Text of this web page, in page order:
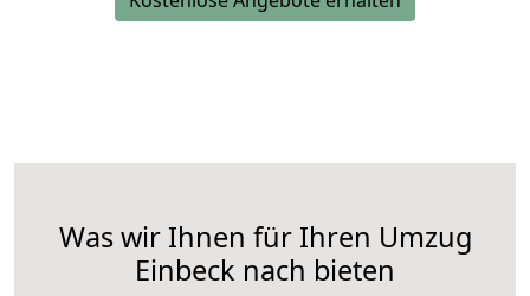
Was wir Ihnen für Ihren Umzug
Einbeck nach bieten